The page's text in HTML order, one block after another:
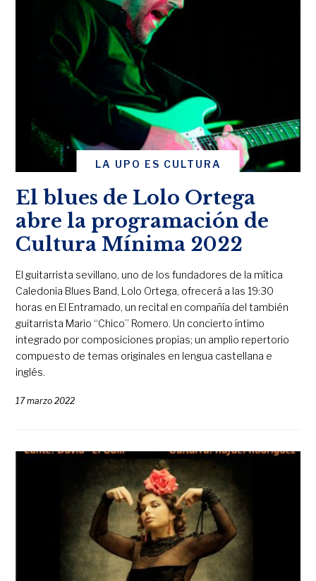
LA UPO ES CULTURA
El blues de Lolo Ortega
abre la programación de
Cultura Mínima 2022
El guitarrista sevillano, uno de los fundadores de la mítica
Caledonia Blues Band, Lolo Ortega, ofrecerá a las 19:30
horas en El Entramado, un recital en compañía del también
guitarrista Mario “Chico” Romero. Un concierto íntimo
integrado por composiciones propias; un amplio repertorio
compuesto de temas originales en lengua castellana e
inglés.
17 marzo 2022